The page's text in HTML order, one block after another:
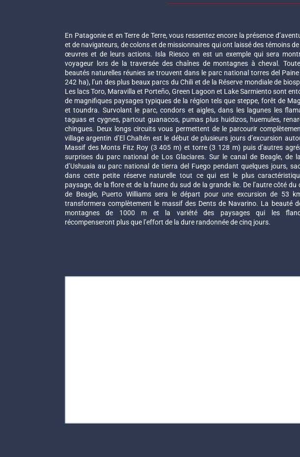
En Patagonie et en Terre de Terre, vous ressentez encore la présence
et de navigateurs, de colons et de missionnaires qui ont laissé des témoins
œuvres et de leurs actions. Isla Riesco en est un exemple qui sera
voyageur lors de la traversée des chaînes de montagnes à cheval.
beautés naturelles réunies se trouvent dans le parc national torres del
242 ha), l’un des plus beaux parcs du Chili et de la Réserve mondiale de
Les lacs Toro, Maravilla et Porteño, Green Lagoon et Lake Sarmiento sont
de magnifiques paysages typiques de la région tels que steppe, forêt de
et toundra. Survolant le parc, condors et aigles, dans les lagunes les
taguas et cygnes, partout guanacos, pumas plus huidizos, huemules,
chingues. Deux longs circuits vous permettent de le parcourir
village argentin d’El Chaltén est le début de plusieurs jours d’excursion
Massif des Monts Fitz Roy (3 405 m) et torre (3 128 m) puis d’autres
surprises du parc national de Los Glaciares. Sur le canal de Beagle, de
d’Ushuaia au parc national de tierra del Fuego pendant quelques jours,
dans cette petite réserve naturelle tout ce qui est le plus
paysage, de la flore et de la faune du sud de la grande île. De l’autre côté du
de Beagle, Puerto Williams sera le départ pour une excursion de 53
transformera complètement le massif des Dents de Navarino. La beauté
montagnes de 1000 m et la variété des paysages qui les
récompenseront plus que l’effort de la dure randonnée de cinq jours.